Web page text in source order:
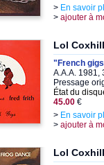
> En savoir
> ajouter à
Lol
"French
A.A.A. 1981,
Pressage
État du
45.00 €
> En savoir
> ajouter à
Lol Coxhill